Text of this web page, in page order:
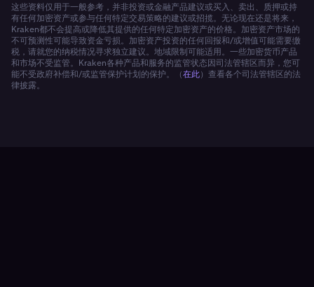
这些资料仅用于一般参考，并非投资或金融产品建议或买入、卖出、质押或持
有任何加密资产或参与任何特定交易策略的建议或招揽。无论现在还是将来，
Kraken都不会提高或降低其提供的任何特定加密资产的价格。加密资产市场的
不可预测性可能导致资金亏损。加密资产投资的任何回报和/或增值可能需要缴
税，请就您的纳税情况寻求独立建议。地域限制可能适用。一些加密货币产品
和市场不受监管。Kraken各种产品和服务的监管状态因司法管辖区而异，您可
能不受政府补偿和/或监管保护计划的保护。（在此）查看各个司法管辖区的法
律披露。